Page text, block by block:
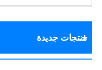
منتجات جديدة